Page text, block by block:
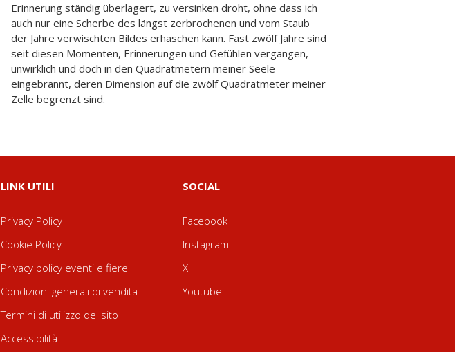
Zelle begrenzt sind.
LINK UTILI
Privacy Policy
Cookie Policy
Privacy policy eventi e fiere
Condizioni generali di vendita
Termini di utilizzo del sito
Accessibilità
SOCIAL
Facebook
Instagram
X
Youtube